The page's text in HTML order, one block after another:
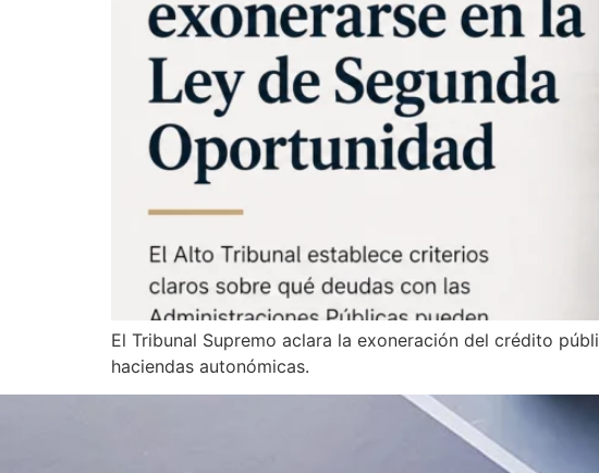
El Tribunal Supremo aclara la exoneración del crédito
haciendas autonómicas.